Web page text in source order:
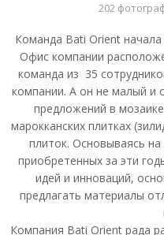
202
Команда Bati Orient
Офис компании
команда из 35
компании. А он не малый и
предложений в
марокканских плитках
плиток. Основываясь
приобретенных за эти
идей и инноваций,
предлагать материалы
Компания Bati Orient рада